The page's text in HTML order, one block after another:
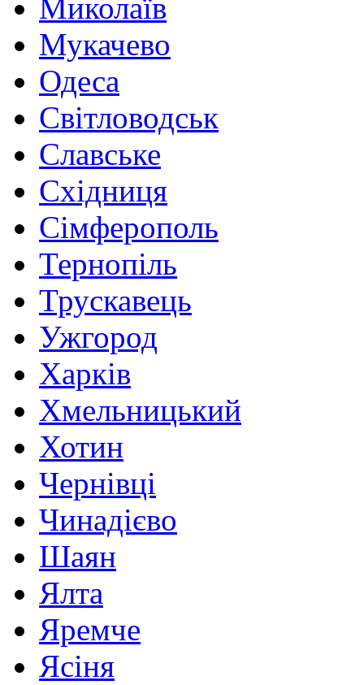
Миколаїв
Мукачево
Одеса
Світловодськ
Славське
Східниця
Сімферополь
Тернопіль
Трускавець
Ужгород
Харків
Хмельницький
Хотин
Чернівці
Чинадієво
Шаян
Ялта
Яремче
Ясіня